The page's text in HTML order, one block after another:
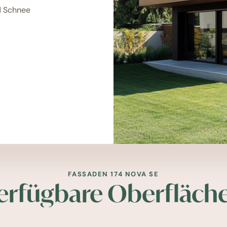
Schnee
FASSADEN 174 NOVA SE